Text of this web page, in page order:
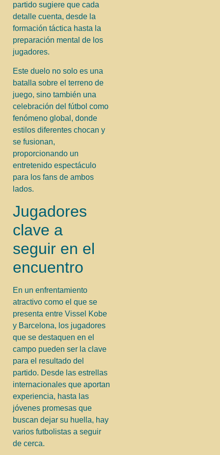
partido sugiere que cada
detalle cuenta, desde la
formación táctica hasta la
preparación mental de los
jugadores.
Este duelo no solo es una
batalla sobre el terreno de
juego, sino también una
celebración del fútbol como
fenómeno global, donde
estilos diferentes chocan y
se fusionan,
proporcionando un
entretenido espectáculo
para los fans de ambos
lados.
Jugadores
clave a
seguir en el
encuentro
En un enfrentamiento
atractivo como el que se
presenta entre Vissel Kobe
y Barcelona, los jugadores
que se destaquen en el
campo pueden ser la clave
para el resultado del
partido. Desde las estrellas
internacionales que aportan
experiencia, hasta las
jóvenes promesas que
buscan dejar su huella, hay
varios futbolistas a seguir
de cerca.